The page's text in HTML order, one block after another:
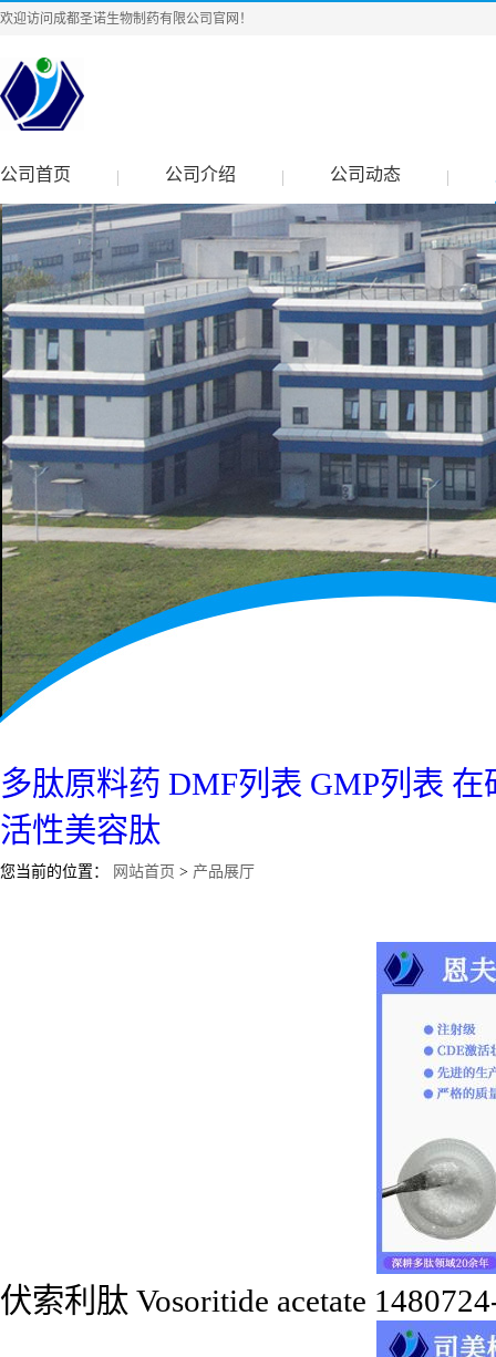
欢迎访问成都圣诺生物制药有限公司官网！
公司首页 公司介绍 公司动态
多肽原料药 DMF列表 GMP列表 在
活性美容肽
您当前的位置： 网站首页 > 产品展厅
伏索利肽 Vosoritide acetate